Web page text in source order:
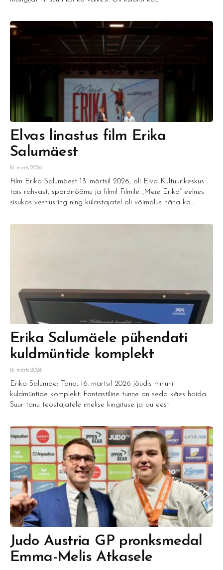
Elvas linastus film Erika
Salumäest
16. märts 2026
Film Erika Salumäest 13. märtsil 2026, oli Elva Kultuurikeskus
täis rahvast, spordirõõmu ja filmi! Filmile „Meie Erika“ eelnes
sisukas vestlusring ning külastajatel oli võimalus näha ka...
Erika Salumäele pühendati
kuldmüntide komplekt
16. märts 2026
Erika Salumäe: Täna, 16. märtsil 2026 jõudis minuni
kuldmüntide komplekt. Fantastiline tunne on seda käes hoida.
Suur tänu teostajatele imelise kingituse ja au eest!
Judo Austria GP pronksmedal
Emma-Melis Atkasele